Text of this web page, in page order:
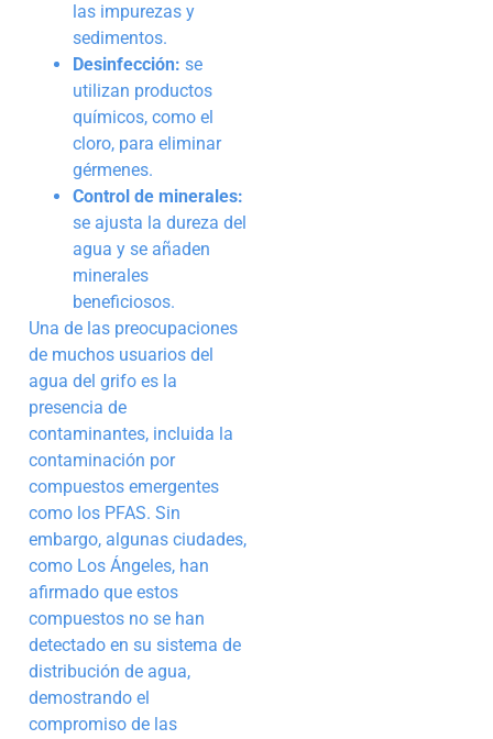
las impurezas y
sedimentos.
Desinfección: se
utilizan productos
químicos, como el
cloro, para eliminar
gérmenes.
Control de minerales:
se ajusta la dureza del
agua y se añaden
minerales
beneficiosos.
Una de las preocupaciones
de muchos usuarios del
agua del grifo es la
presencia de
contaminantes, incluida la
contaminación por
compuestos emergentes
como los PFAS. Sin
embargo, algunas ciudades,
como Los Ángeles, han
afirmado que estos
compuestos no se han
detectado en su sistema de
distribución de agua,
demostrando el
compromiso de las